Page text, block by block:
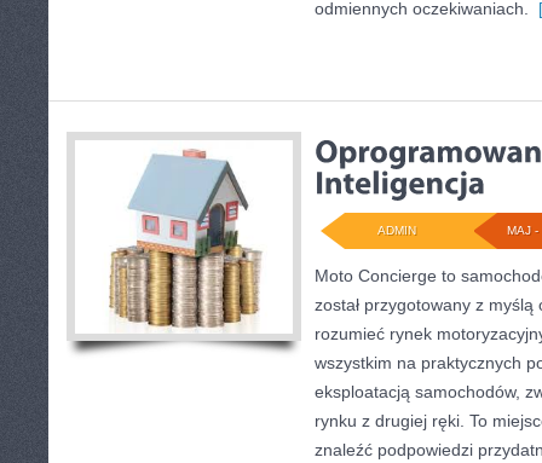
odmiennych oczekiwaniach.
MAJ -
ADMIN
Moto Concierge to
został przygotowany z
rozumieć rynek
wszystkim na praktycznych
eksploatacją samochodów,
rynku z drugiej ręki. To
znaleźć podpowiedzi